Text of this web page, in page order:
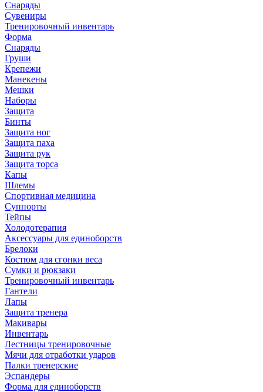
Снаряды
Сувениры
Тренировочный инвентарь
Форма
Снаряды
Груши
Крепежи
Манекены
Мешки
Наборы
Защита
Бинты
Защита ног
Защита паха
Защита рук
Защита торса
Капы
Шлемы
Спортивная медицина
Суппорты
Тейпы
Холодотерапия
Аксессуары для единоборств
Брелоки
Костюм для сгонки веса
Сумки и рюкзаки
Тренировочный инвентарь
Гантели
Лапы
Защита тренера
Макивары
Инвентарь
Лестницы тренировочные
Мячи для отработки ударов
Палки тренерские
Эспандеры
Форма для единоборств